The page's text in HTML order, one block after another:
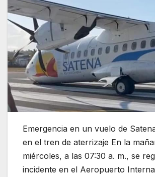
Emergencia en un vuelo de
en el tren de aterrizaje En la
miércoles, a las 07:30 a. m., se
incidente en el Aeropuerto